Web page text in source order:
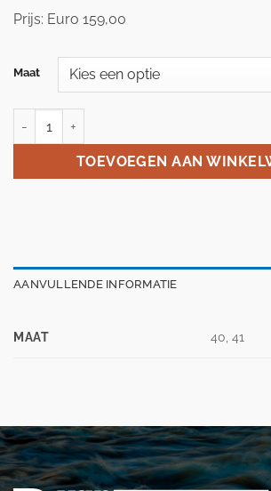
Prijs: Euro 159,00
Maat
TOEVOEGEN AAN
AANVULLENDE INFORMATIE
MAAT 40, 41